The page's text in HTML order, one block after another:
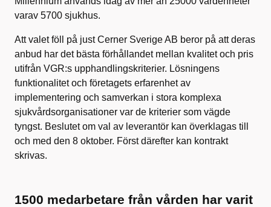
varav 5700 sjukhus.
Att valet föll på just Cerner Sverige AB beror på att deras
anbud har det bästa förhållandet mellan kvalitet och pris
utifrån VGR:s upphandlingskriterier. Lösningens
funktionalitet och företagets erfarenhet av
implementering och samverkan i stora komplexa
sjukvårdsorganisationer var de kriterier som vägde
tyngst. Beslutet om val av leverantör kan överklagas till
och med den 8 oktober. Först därefter kan kontrakt
skrivas.
1500 medarbetare från vården har varit